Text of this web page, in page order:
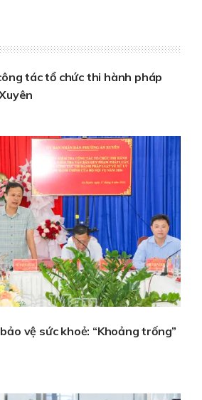
tác tổ chức thi hành pháp
vệ sức khoẻ: “Khoảng trống”